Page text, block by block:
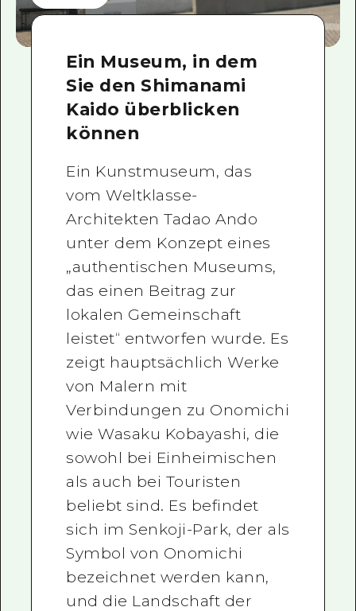
Ein Museum, in dem
Sie den Shimanami
Kaido überblicken
können
Ein Kunstmuseum, das
vom Weltklasse-
Architekten Tadao Ando
unter dem Konzept eines
„authentischen Museums,
das einen Beitrag zur
lokalen Gemeinschaft
leistet“ entworfen wurde. Es
zeigt hauptsächlich Werke
von Malern mit
Verbindungen zu Onomichi
wie Wasaku Kobayashi, die
sowohl bei Einheimischen
als auch bei Touristen
beliebt sind. Es befindet
sich im Senkoji-Park, der als
Symbol von Onomichi
bezeichnet werden kann,
und die Landschaft der